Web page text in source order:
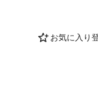
お気に入り